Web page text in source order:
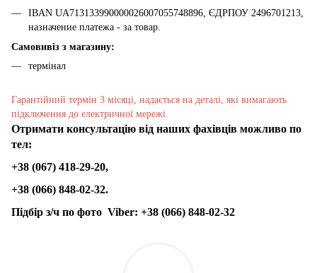
IBAN UA713133990000026007055748896, ЄДРПОУ 2496701213,
назначение платежа - за товар.
Самовивіз з магазину:
термінал
Гарантійний термін 3 місяці, надається на деталі, які вимагають
підключення до електричної мережі.
Отримати консультацію від наших фахівців можливо по
тел:
+38 (067) 418-29-20,
+38 (066) 848-02-32.
Підбір з/ч по фото Viber: +38 (066) 848-02-32